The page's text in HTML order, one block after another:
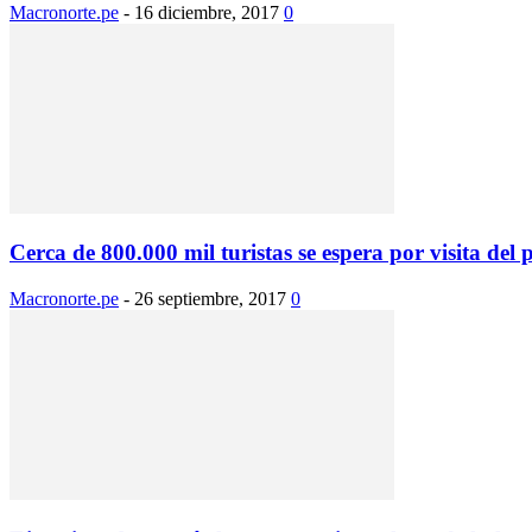
Macronorte.pe - 16 diciembre, 2017 0
Cerca de 800.000 mil turistas se espera por visita del
Macronorte.pe - 26 septiembre, 2017 0